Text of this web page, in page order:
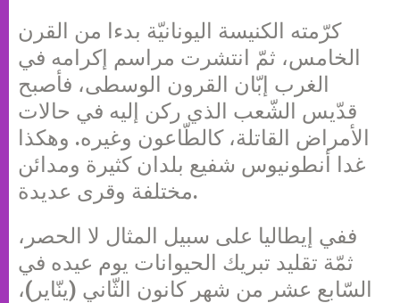
كرّمته الكنيسة اليونانيّة بدءا من القرن
الخامس، ثمّ انتشرت مراسم إكرامه في
الغرب إبّان القرون الوسطى، فأصبح
قدّيس الشّعب الذي ركن إليه في حالات
الأمراض القاتلة، كالطّاعون وغيره. وهكذا
غدا أنطونيوس شفيع بلدان كثيرة ومدائن
مختلفة وقرى عديدة.
ففي إيطاليا على سبيل المثال لا الحصر،
ثمّة تقليد تبريك الحيوانات يوم عيده في
السّابع عشر من شهر كانون الثّاني (ينّاير)،